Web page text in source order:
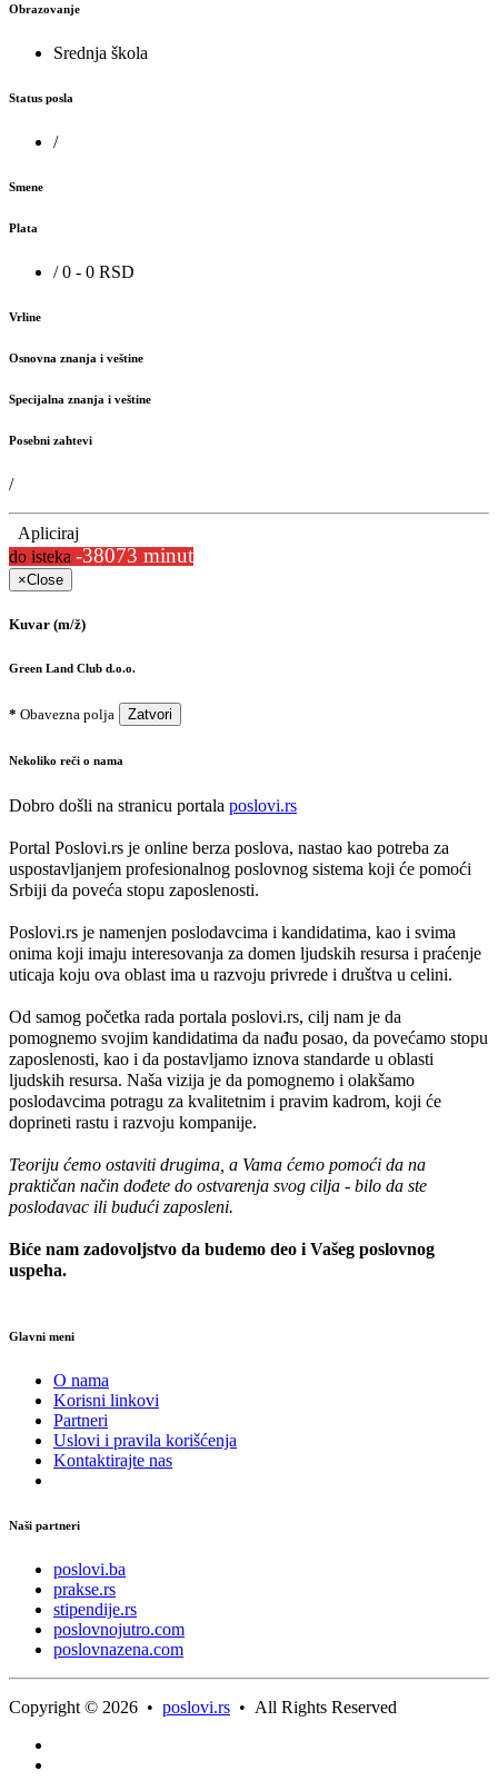
Obrazovanje
Srednja škola
Status posla
/
Smene
Plata
/ 0 - 0 RSD
Vrline
Osnovna znanja i veštine
Specijalna znanja i veštine
Posebni zahtevi
/
Apliciraj
do isteka -38073 minut
×Close
Kuvar (m/ž)
Green Land Club d.o.o.
* Obavezna polja Zatvori
Nekoliko reči o nama
Dobro došli na stranicu portala poslovi.rs
Portal Poslovi.rs je online berza poslova, nastao kao potreba za
uspostavljanjem profesionalnog poslovnog sistema koji će pomoći
Srbiji da poveća stopu zaposlenosti.
Poslovi.rs je namenjen poslodavcima i kandidatima, kao i svima
onima koji imaju interesovanja za domen ljudskih resursa i praćenje
uticaja koju ova oblast ima u razvoju privrede i društva u celini.
Od samog početka rada portala poslovi.rs, cilj nam je da
pomognemo svojim kandidatima da nađu posao, da povećamo stopu
zaposlenosti, kao i da postavljamo iznova standarde u oblasti
ljudskih resursa. Naša vizija je da pomognemo i olakšamo
poslodavcima potragu za kvalitetnim i pravim kadrom, koji će
doprineti rastu i razvoju kompanije.
Teoriju ćemo ostaviti drugima, a Vama ćemo pomoći da na
praktičan način dođete do ostvarenja svog cilja - bilo da ste
poslodavac ili budući zaposleni.
Biće nam zadovoljstvo da budemo deo i Vašeg poslovnog
uspeha.
Glavni meni
O nama
Korisni linkovi
Partneri
Uslovi i pravila korišćenja
Kontaktirajte nas
Naši partneri
poslovi.ba
prakse.rs
stipendije.rs
poslovnojutro.com
poslovnazena.com
Copyright © 2026 • poslovi.rs • All Rights Reserved